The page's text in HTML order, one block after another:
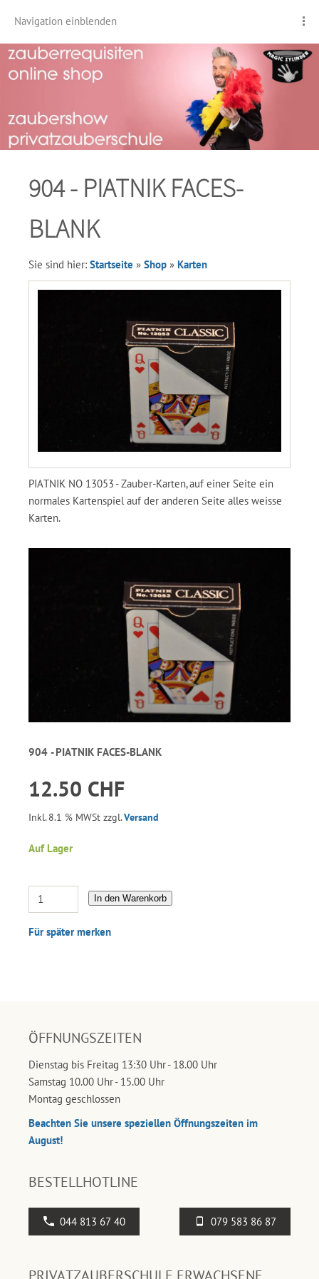
Navigation einblenden
904 - PIATNIK FACES-
BLANK
Sie sind hier: Startseite » Shop » Karten
PIATNIK NO 13053 - Zauber-Karten, auf einer Seite ein
normales Kartenspiel auf der anderen Seite alles weisse
Karten.
904 - PIATNIK FACES-BLANK
12.50 CHF
Inkl. 8.1 % MWSt zzgl.Versand
Auf Lager
In den Warenkorb
Für später merken
ÖFFNUNGSZEITEN
Dienstag bis Freitag 13:30 Uhr - 18.00 Uhr
Samstag 10.00 Uhr - 15.00 Uhr
Montag geschlossen
Beachten Sie unsere speziellen Öffnungszeiten im
August!
BESTELLHOTLINE
044 813 67 40 079 583 86 87
PRIVATZAUBERSCHULE ERWACHSENE